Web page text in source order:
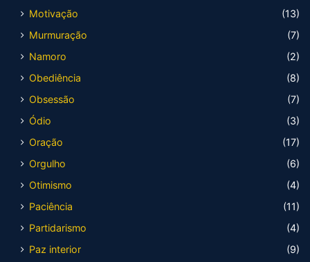
Motivação
(13)
Murmuração
(7)
Namoro
(2)
Obediência
(8)
Obsessão
(7)
Ódio
(3)
Oração
(17)
Orgulho
(6)
Otimismo
(4)
Paciência
(11)
Partidarismo
(4)
Paz interior
(9)